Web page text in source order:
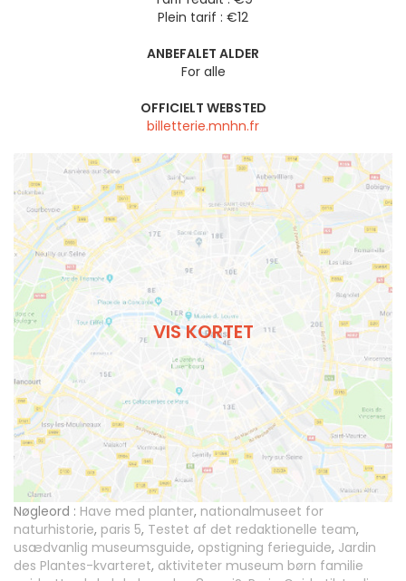
Plein tarif : €12
ANBEFALET ALDER
For alle
OFFICIELT WEBSTED
billetterie.mnhn.fr
VIS KORTET
Nøgleord : Have med planter, nationalmuseet for
naturhistorie, paris 5, Testet af det redaktionelle team,
usædvanlig museumsguide, opstigning ferieguide, Jardin
des Plantes-kvarteret, aktiviteter museum børn familie